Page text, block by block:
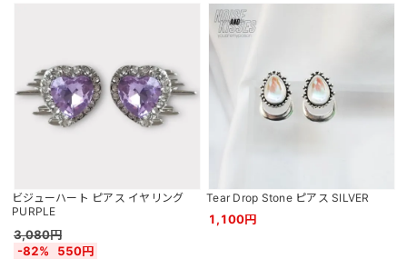
ビジューハート ピアス イヤリング
PURPLE
3,080円
-82%
550円
Tear Drop Stone ピアス SILVER
1,100円